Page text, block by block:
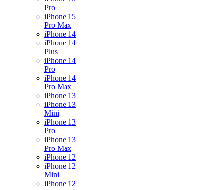
Pro
iPhone 15
Pro Max
iPhone 14
iPhone 14
Plus
iPhone 14
Pro
iPhone 14
Pro Max
iPhone 13
iPhone 13
Mini
iPhone 13
Pro
iPhone 13
Pro Max
iPhone 12
iPhone 12
Mini
iPhone 12